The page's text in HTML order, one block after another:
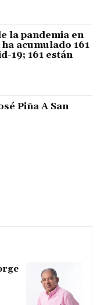
la pandemia en
acumulado 161
19; 161 están
Piña A San